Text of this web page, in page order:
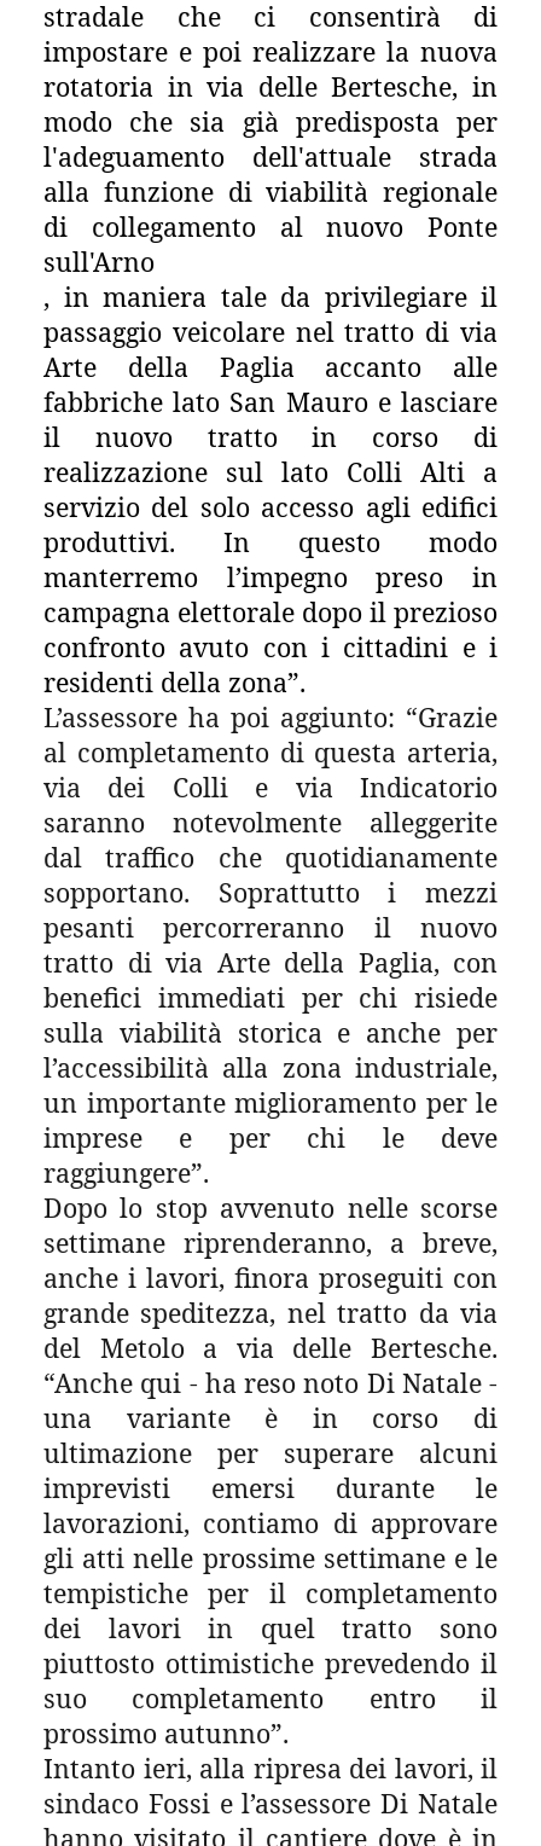
stradale che ci consentirà di
impostare e poi realizzare la nuova
rotatoria in via delle Bertesche, in
modo che sia già predisposta per
l'adeguamento dell'attuale strada
alla funzione di viabilità regionale
di collegamento al nuovo Ponte
sull'Arno
, in maniera tale da privilegiare il
passaggio veicolare nel tratto di via
Arte della Paglia accanto alle
fabbriche lato San Mauro e lasciare
il nuovo tratto in corso di
realizzazione sul lato Colli Alti a
servizio del solo accesso agli edifici
produttivi. In questo modo
manterremo l’impegno preso in
campagna elettorale dopo il prezioso
confronto avuto con i cittadini e i
residenti della zona”.
L’assessore ha poi aggiunto: “Grazie
al completamento di questa arteria,
via dei Colli e via Indicatorio
saranno notevolmente alleggerite
dal traffico che quotidianamente
sopportano. Soprattutto i mezzi
pesanti percorreranno il nuovo
tratto di via Arte della Paglia, con
benefici immediati per chi risiede
sulla viabilità storica e anche per
l’accessibilità alla zona industriale,
un importante miglioramento per le
imprese e per chi le deve
raggiungere”.
Dopo lo stop avvenuto nelle scorse
settimane riprenderanno, a breve,
anche i lavori, finora proseguiti con
grande speditezza, nel tratto da via
del Metolo a via delle Bertesche.
“Anche qui - ha reso noto Di Natale -
una variante è in corso di
ultimazione per superare alcuni
imprevisti emersi durante le
lavorazioni, contiamo di approvare
gli atti nelle prossime settimane e le
tempistiche per il completamento
dei lavori in quel tratto sono
piuttosto ottimistiche prevedendo il
suo completamento entro il
prossimo autunno”.
Intanto ieri, alla ripresa dei lavori, il
sindaco Fossi e l’assessore Di Natale
hanno visitato il cantiere dove è in